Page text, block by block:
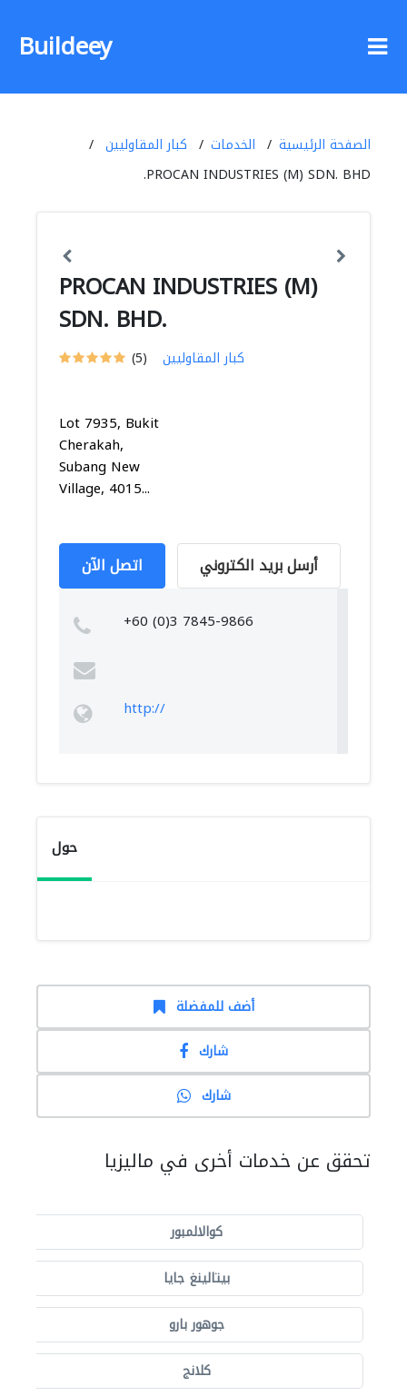
Buildeey
الصفحة الرئيسية الخدمات
كبار المقاوليين
PROCAN INDUSTRIES (M) SDN. BHD.
PROCAN INDUSTRIES (M)
SDN. BHD.
(5) كبار المقاوليين
Lot 7935, Bukit
Cherakah,
Subang New
Village, 4015...
اتصل الآن أرسل بريد الكتروني
+60 (0)3 7845-9866
http://
حول
أضف للمفضلة
شارك
شارك
تحقق عن خدمات أخرى في ماليزيا
كوالالمبور
بيتالينغ جايا
جوهور بارو
كلانج